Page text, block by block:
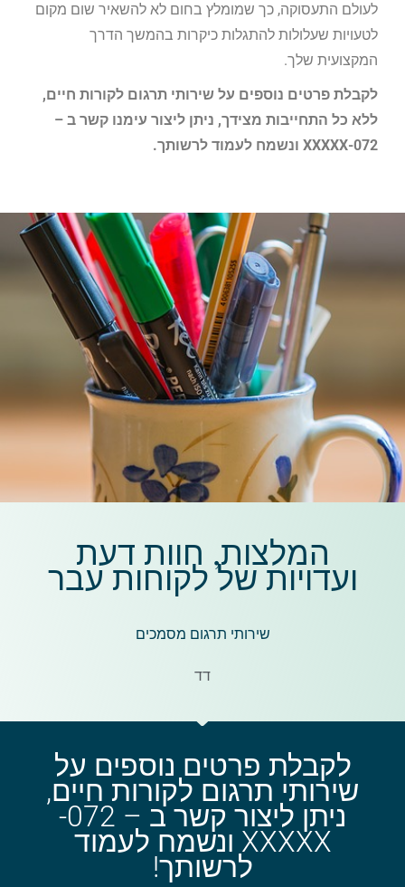
לעולם התעסוקה, כך שמומלץ בחום לא להשאיר שום מקום
לטעויות שעלולות להתגלות כיקרות בהמשך הדרך
המקצועית שלך.
לקבלת פרטים נוספים על שירותי תרגום לקורות חיים,
ללא כל התחייבות מצידך, ניתן ליצור עימנו קשר ב –
072-XXXXX ונשמח לעמוד לרשותך.
המלצות, חוות דעת
ועדויות של לקוחות עבר
שירותי תרגום מסמכים
דד
לקבלת פרטים נוספים על
שירותי תרגום לקורות חיים,
ניתן ליצור קשר ב – 072-
XXXXX ונשמח לעמוד
לרשותך!